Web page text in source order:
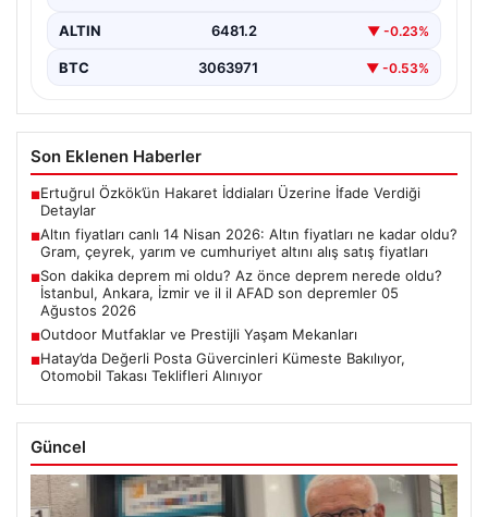
ALTIN 6481.2 ▼ -0.23%
BTC 3063971 ▼ -0.53%
Son Eklenen Haberler
■Ertuğrul Özkök’ün Hakaret İddiaları Üzerine İfade Verdiği
Detaylar
■Altın fiyatları canlı 14 Nisan 2026: Altın fiyatları ne kadar oldu?
Gram, çeyrek, yarım ve cumhuriyet altını alış satış fiyatları
■Son dakika deprem mi oldu? Az önce deprem nerede oldu?
İstanbul, Ankara, İzmir ve il il AFAD son depremler 05
Ağustos 2026
■Outdoor Mutfaklar ve Prestijli Yaşam Mekanları
■Hatay’da Değerli Posta Güvercinleri Kümeste Bakılıyor,
Otomobil Takası Teklifleri Alınıyor
Güncel